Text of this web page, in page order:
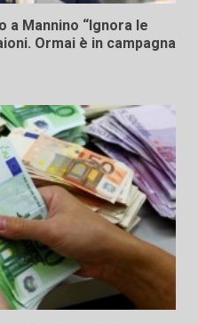
a Mannino “Ignora le
Ormai è in campagna